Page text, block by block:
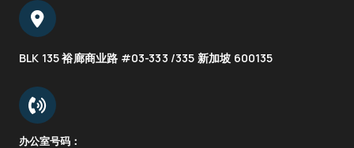
BLK 135 裕廊商业路 #03-333 /335 新加坡 600135
办公室号码：